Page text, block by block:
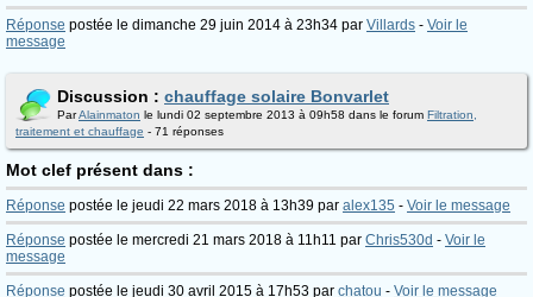
Réponse postée le dimanche 29 juin 2014 à 23h34 par Villards - Voir le
message
Discussion : chauffage solaire Bonvarlet
ParAlainmaton le lundi 02 septembre 2013 à 09h58 dans le forum Filtration,
traitement et chauffage - 71 réponses
Mot clef présent dans :
Réponse postée le jeudi 22 mars 2018 à 13h39 par alex135 - Voir le message
Réponse postée le mercredi 21 mars 2018 à 11h11 par Chris530d - Voir le
message
Réponse postée le jeudi 30 avril 2015 à 17h53 par chatou - Voir le message